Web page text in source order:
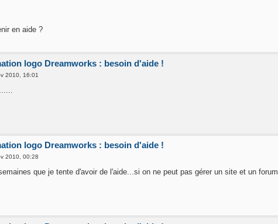
en aide ?
logo Dreamworks : besoin d'aide !
2010, 16:01
logo Dreamworks : besoin d'aide !
2010, 00:28
que je tente d'avoir de l'aide...si on ne peut pas gérer un site et un